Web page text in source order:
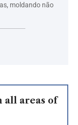
moldando não
all areas of